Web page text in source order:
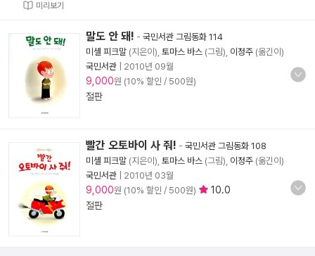
미리보기
말도 안 돼! - 국민서관 그림동화 114
미셸 피크말 (지은이), 토마스 바스 (그림), 이정주 (옮긴이)
국민서관
2010년 09월
9,000원 (10% 할인 / 500원)
절판
빨간 오토바이 사 줘! - 국민서관 그림동화 108
미셸 피크말 (지은이), 토마스 바스 (그림), 이정주 (옮긴이)
국민서관
2010년 03월
9,000원 (10% 할인 / 500원)
10.0
절판